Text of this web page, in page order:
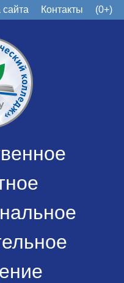
сайта Контакты (0+)